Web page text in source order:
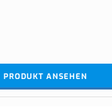
PRODUKT ANSEHEN